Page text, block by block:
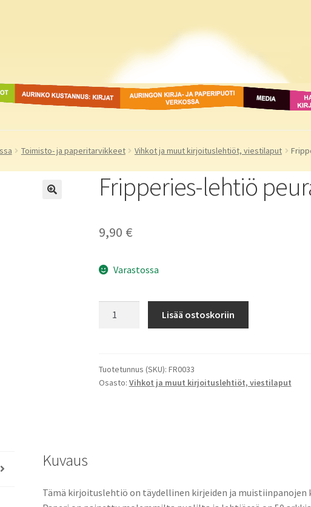
Aurinko Kustannus: kirjat Auringon kirja- ja
paperipuodit verkossa
Media
Toimisto- ja paperitarvikkeet Vihkot ja muut kirjoituslehtiöt, viestilaput
Fripperies-lehtiö
9,90 €
Varastossa
Lisää ostoskoriin
Tuotetunnus (SKU): FR0033
Osasto: Vihkot ja muut kirjoituslehtiöt, viestilaput
Kuvaus
Tämä kirjoituslehtiö on täydellinen kirjeiden ja muistiinpanojen